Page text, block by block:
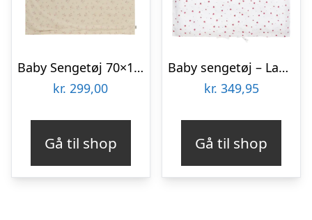
Baby Sengetøj 70×100, Misty Rose
kr. 299,00
Gå til shop
Baby sengetøj – Lady Lovebug
kr. 349,95
Gå til shop